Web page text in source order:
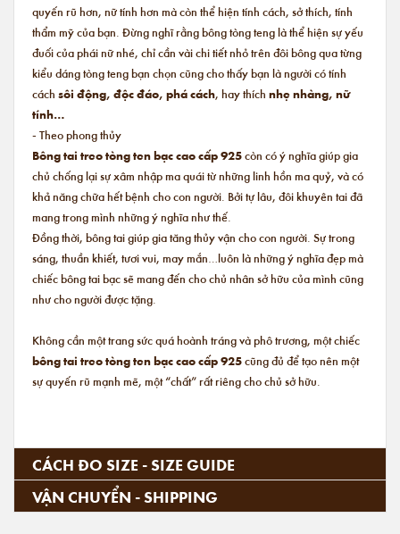
quyến rũ hơn, nữ tính hơn mà còn thể hiện tính cách, sở thích, tính
thẩm mỹ của bạn. Đừng nghĩ rằng bông tòng teng là thể hiện sự yếu
đuối của phái nữ nhé, chỉ cần vài chi tiết nhỏ trên đôi bông qua từng
kiểu dáng tòng teng bạn chọn cũng cho thấy bạn là người có tính
cách sôi động, độc đáo, phá cách, hay thích nhẹ nhàng, nữ
tính…
- Theo phong thủy
Bông tai treo tòng ten bạc cao cấp 925còn có ý nghĩa giúp gia
chủ chống lại sự xâm nhập ma quái từ những linh hồn ma quỷ, và có
khả năng chữa hết bệnh cho con người. Bởi tự lâu, đôi khuyên tai đã
mang trong mình những ý nghĩa như thế.
Đồng thời, bông tai giúp gia tăng thủy vận cho con người. Sự trong
sáng, thuần khiết, tươi vui, may mắn…luôn là những ý nghĩa đẹp mà
chiếc bông tai bạc sẽ mang đến cho chủ nhân sở hữu của mình cũng
như cho người được tặng.
Không cần một trang sức quá hoành tráng và phô trương, một chiếc
bông tai treo tòng ten bạc cao cấp 925cũng đủ để tạo nên một
sự quyến rũ mạnh mẽ, một “chất” rất riêng cho chủ sở hữu.
CÁCH ĐO SIZE - SIZE GUIDE
VẬN CHUYỂN - SHIPPING